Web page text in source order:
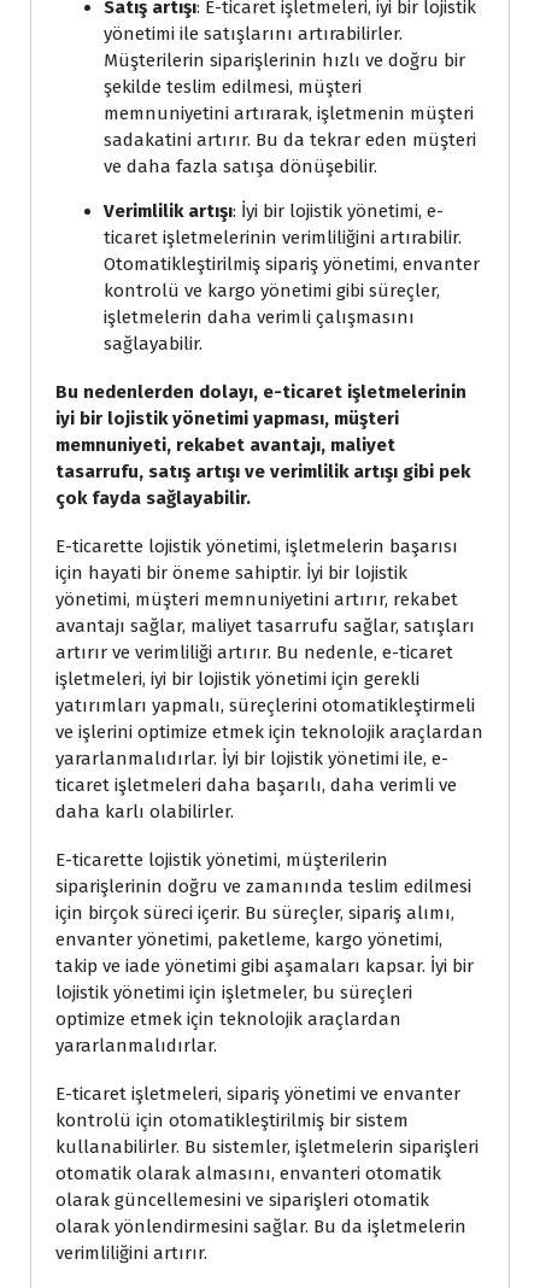
Satış artışı: E-ticaret işletmeleri, iyi bir lojistik
yönetimi ile satışlarını artırabilirler.
Müşterilerin siparişlerinin hızlı ve doğru bir
şekilde teslim edilmesi, müşteri
memnuniyetini artırarak, işletmenin müşteri
sadakatini artırır. Bu da tekrar eden müşteri
ve daha fazla satışa dönüşebilir.
Verimlilik artışı: İyi bir lojistik yönetimi, e-
ticaret işletmelerinin verimliliğini artırabilir.
Otomatikleştirilmiş sipariş yönetimi, envanter
kontrolü ve kargo yönetimi gibi süreçler,
işletmelerin daha verimli çalışmasını
sağlayabilir.
Bu nedenlerden dolayı, e-ticaret işletmelerinin
iyi bir lojistik yönetimi yapması, müşteri
memnuniyeti, rekabet avantajı, maliyet
tasarrufu, satış artışı ve verimlilik artışı gibi pek
çok fayda sağlayabilir.
E-ticarette lojistik yönetimi, işletmelerin başarısı
için hayati bir öneme sahiptir. İyi bir lojistik
yönetimi, müşteri memnuniyetini artırır, rekabet
avantajı sağlar, maliyet tasarrufu sağlar, satışları
artırır ve verimliliği artırır. Bu nedenle, e-ticaret
işletmeleri, iyi bir lojistik yönetimi için gerekli
yatırımları yapmalı, süreçlerini otomatikleştirmeli
ve işlerini optimize etmek için teknolojik araçlardan
yararlanmalıdırlar. İyi bir lojistik yönetimi ile, e-
ticaret işletmeleri daha başarılı, daha verimli ve
daha karlı olabilirler.
E-ticarette lojistik yönetimi, müşterilerin
siparişlerinin doğru ve zamanında teslim edilmesi
için birçok süreci içerir. Bu süreçler, sipariş alımı,
envanter yönetimi, paketleme, kargo yönetimi,
takip ve iade yönetimi gibi aşamaları kapsar. İyi bir
lojistik yönetimi için işletmeler, bu süreçleri
optimize etmek için teknolojik araçlardan
yararlanmalıdırlar.
E-ticaret işletmeleri, sipariş yönetimi ve envanter
kontrolü için otomatikleştirilmiş bir sistem
kullanabilirler. Bu sistemler, işletmelerin siparişleri
otomatik olarak almasını, envanteri otomatik
olarak güncellemesini ve siparişleri otomatik
olarak yönlendirmesini sağlar. Bu da işletmelerin
verimliliğini artırır.